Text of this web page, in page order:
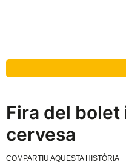
Fira del bolet
cervesa
COMPARTIU AQUESTA HISTÒRIA